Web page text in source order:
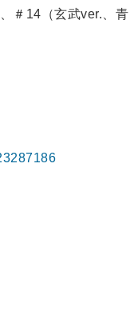
＃14（玄武ver.、青